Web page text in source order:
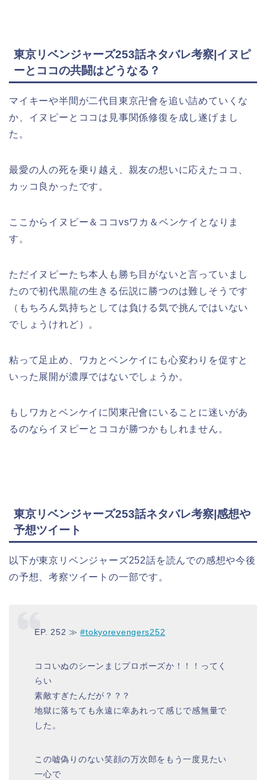
東京リベンジャーズ253話ネタバレ考察|イヌピ
ーとココの共闘はどうなる？
マイキーや半間が二代目東京卍會を追い詰めていくな
か、イヌピーとココは見事関係修復を成し遂げまし
た。
最愛の人の死を乗り越え、親友の想いに応えたココ、
カッコ良かったです。
ここからイヌピー＆ココvsワカ＆ベンケイとなりま
す。
ただイヌピーたち本人も勝ち目がないと言っていまし
たので初代黒龍の生きる伝説に勝つのは難しそうです
（もちろん気持ちとしては負ける気で挑んではいない
でしょうけれど）。
粘って足止め、ワカとベンケイにも心変わりを促すと
いった展開が濃厚ではないでしょうか。
もしワカとベンケイに関東卍會にいることに迷いがあ
るのならイヌピーとココが勝つかもしれません。
東京リベンジャーズ253話ネタバレ考察|感想や
予想ツイート
以下が東京リベンジャーズ252話を読んでの感想や今後
の予想、考察ツイートの一部です。
EP. 252 ≫#tokyorevengers252
ココいぬのシーンまじプロポーズか！！！ってく
らい
素敵すぎたんだが？？？
地獄に落ちても永遠に幸あれって感じで感無量で
した。
この嘘偽りのない笑顔の万次郎をもう一度見たい
一心で